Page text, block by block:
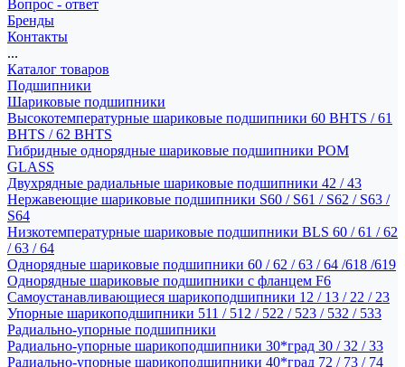
Вопрос - ответ
Бренды
Контакты
...
Каталог товаров
Подшипники
Шариковые подшипники
Высокотемпературные шариковые подшипники 60 BHTS / 61
BHTS / 62 BHTS
Гибридные однорядные шариковые подшипники POM
GLASS
Двухрядные радиальные шариковые подшипники 42 / 43
Нержавеющие шариковые подшипники S60 / S61 / S62 / S63 /
S64
Низкотемпературные шариковые подшипники BLS 60 / 61 / 62
/ 63 / 64
Однорядные шариковые подшипники 60 / 62 / 63 / 64 /618 /619
Однорядные шариковые подшипники с фланцем F6
Самоустанавливающиеся шарикоподшипники 12 / 13 / 22 / 23
Упорные шарикоподшипники 511 / 512 / 522 / 523 / 532 / 533
Радиально-упорные подшипники
Радиально-упорные шарикоподшипники 30*град 30 / 32 / 33
Радиально-упорные шарикоподшипники 40*град 72 / 73 / 74